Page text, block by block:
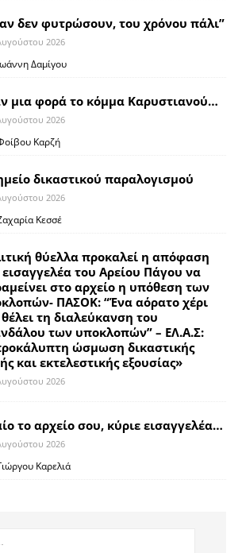
δεν φυτρώσουν, του χρόνου πάλι”
2026
Δαμίγου
μια φορά το κόμμα Καρυστιανού…
2026
Καρζή
δικαστικού παραλογισμού
2026
Κεσσέ
θύελλα προκαλεί η απόφαση
του Αρείου Πάγου να
στο αρχείο η υπόθεση των
ΠΑΣΟΚ: “Ένα αόρατο χέρι
τη διαλεύκανση του
των υποκλοπών” – ΕΛ.Α.Σ:
ώσμωση δικαστικής
και εκτελεστικής εξουσίας»
2026
το αρχείο σου, κύριε εισαγγελέα…
2026
Καρελιά